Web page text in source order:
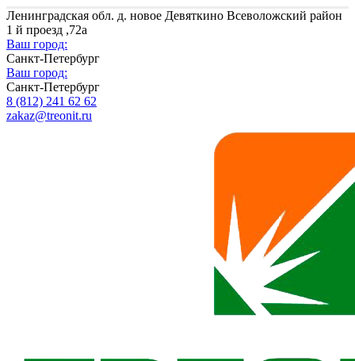
Ленинградская обл. д. новое Девяткино Всеволожский район
1 й проезд ,72а
Ваш город:
Санкт-Петербург
Ваш город:
Санкт-Петербург
8 (812) 241 62 62
zakaz@treonit.ru